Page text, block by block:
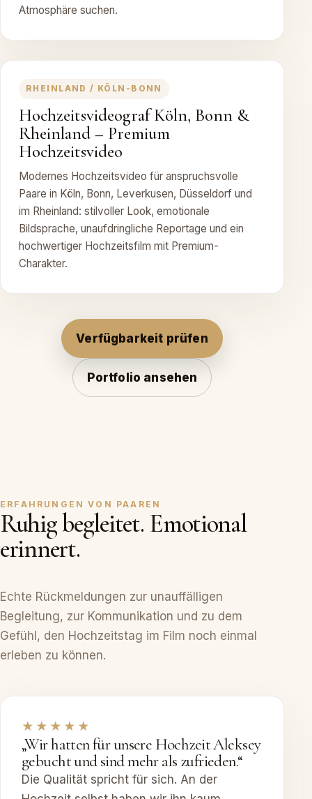
Atmosphäre suchen.
RHEINLAND / KÖLN-BONN
Hochzeitsvideograf Köln, Bonn &
Rheinland – Premium
Hochzeitsvideo
Modernes Hochzeitsvideo für anspruchsvolle
Paare in Köln, Bonn, Leverkusen, Düsseldorf und
im Rheinland: stilvoller Look, emotionale
Bildsprache, unaufdringliche Reportage und ein
hochwertiger Hochzeitsfilm mit Premium-
Charakter.
Verfügbarkeit prüfen
Portfolio ansehen
ERFAHRUNGEN VON PAAREN
Ruhig begleitet. Emotional
erinnert.
Echte Rückmeldungen zur unauffälligen
Begleitung, zur Kommunikation und zu dem
Gefühl, den Hochzeitstag im Film noch einmal
erleben zu können.
★★★★★
„Wir hatten für unsere Hochzeit Aleksey
gebucht und sind mehr als zufrieden.“
Die Qualität spricht für sich. An der